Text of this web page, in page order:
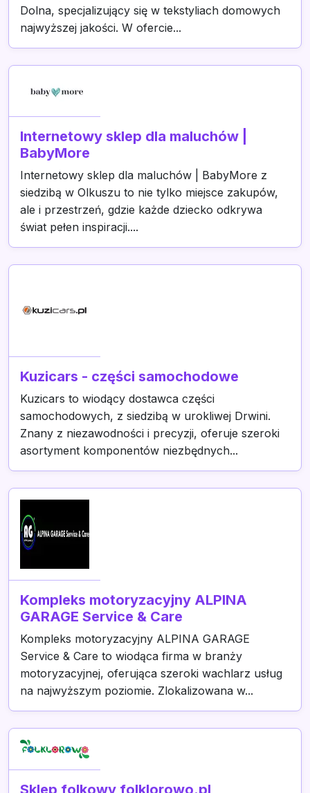
Dolna, specjalizujący się w tekstyliach domowych
najwyższej jakości. W ofercie...
Internetowy sklep dla maluchów |
BabyMore
Internetowy sklep dla maluchów | BabyMore z
siedzibą w Olkuszu to nie tylko miejsce zakupów,
ale i przestrzeń, gdzie każde dziecko odkrywa
świat pełen inspiracji....
Kuzicars - części samochodowe
Kuzicars to wiodący dostawca części
samochodowych, z siedzibą w urokliwej Drwini.
Znany z niezawodności i precyzji, oferuje szeroki
asortyment komponentów niezbędnych...
Kompleks motoryzacyjny ALPINA
GARAGE Service & Care
Kompleks motoryzacyjny ALPINA GARAGE
Service & Care to wiodąca firma w branży
motoryzacyjnej, oferująca szeroki wachlarz usług
na najwyższym poziomie. Zlokalizowana w...
Sklep folkowy folklorowo.pl